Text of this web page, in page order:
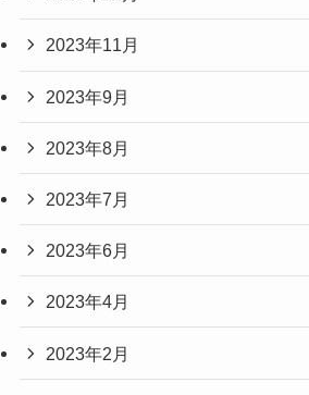
2023年11月
2023年9月
2023年8月
2023年7月
2023年6月
2023年4月
2023年2月